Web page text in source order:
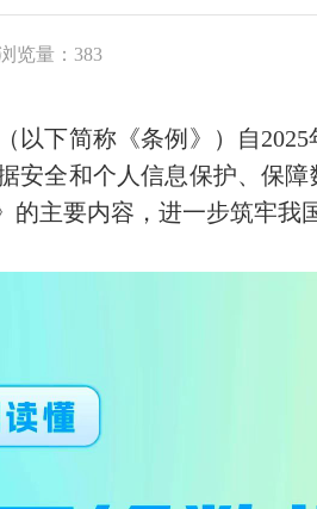
览量：383
下简称《条例》）自2025
安全和个人信息保护、保
主要内容，进一步筑牢我